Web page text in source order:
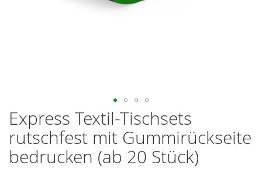
Express Textil-Tischsets
rutschfest mit Gummirückseite
bedrucken (ab 20 Stück)
Zum
Anfang
der
Bildgalerie
springen